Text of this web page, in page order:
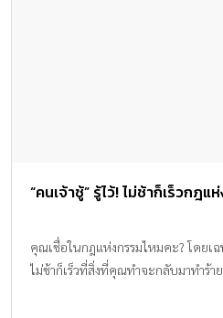
“คนเจ้าชู้” รู้ไว้! ไม่ช้าก็เร็วกฎ
คุณเชื่อในกฎแห่งกรรมไหมคะ? โดยเ
ไม่ช้าก็เร็วที่สิ่งที่คุณทำจะกลับมาทำร้า